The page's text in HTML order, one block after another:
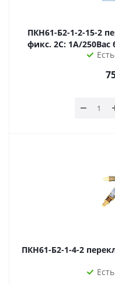
ПКН61-Б2-1-2-15-2 переключатель модульный б/
фикс. 2C: 1А/
ПКН61-Б2-1-4-2 переключатель модульный б/фикс.